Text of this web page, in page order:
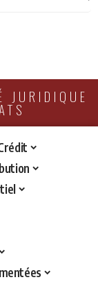
JURIDIQUE